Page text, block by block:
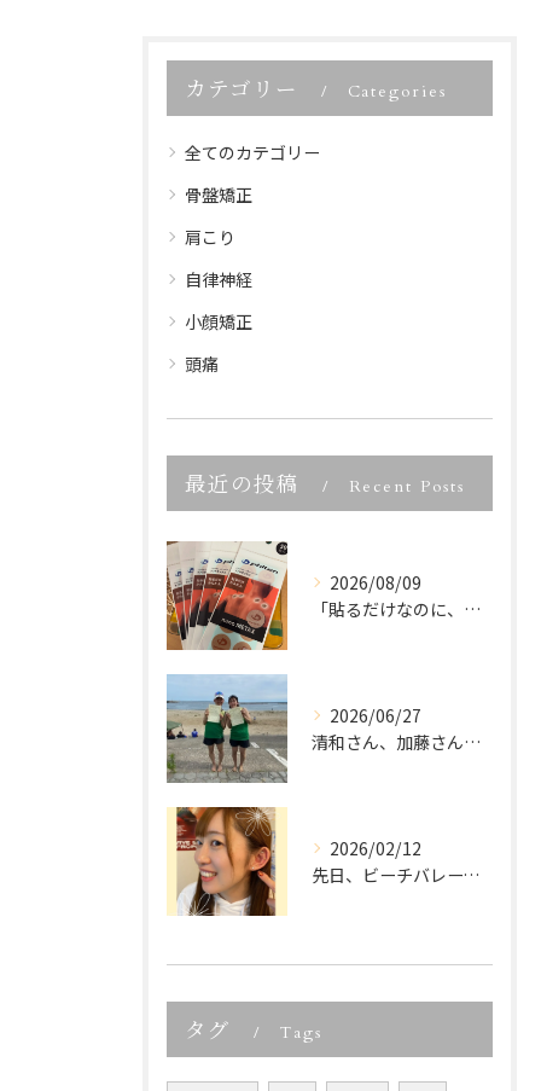
カテゴリー Categories
全てのカテゴリー
骨盤矯正
肩こり
自律神経
小顔矯正
頭痛
最近の投稿 Recent Posts
2026/08/09
「貼るだけなのに、いつもの身体のケアが変わる。
2026/06/27
清和さん、加藤さん、宮城県ビーチバレー大会優勝、本当におめで...
2026/02/12
先日、ビーチバレーでご活躍中の
タグ Tags